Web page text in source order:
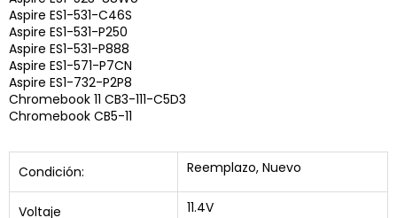
Aspire ES1-531-C46S
Aspire ES1-531-P250
Aspire ES1-531-P888
Aspire ES1-571-P7CN
Aspire ES1-732-P2P8
Chromebook 11 CB3-111-C5D3
Chromebook CB5-11
Condición: Reemplazo, Nuevo
Voltaje 11.4V